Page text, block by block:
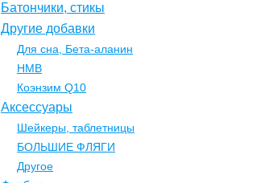
Батончики, стикы
Другие добавки
Для сна, Бета-аланин
НМВ
Коэнзим Q10
Аксессуары
Шейкеры, таблетницы
БОЛЬШИЕ ФЛЯГИ
Другое